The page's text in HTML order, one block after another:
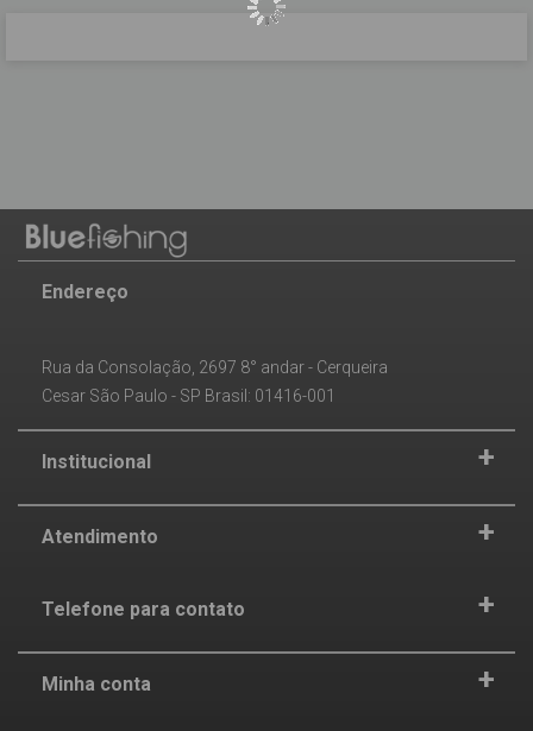
Endereço
Rua da Consolação, 2697 8° andar - Cerqueira
Cesar São Paulo - SP Brasil: 01416-001
Institucional
Atendimento
Telefone para contato
Minha conta